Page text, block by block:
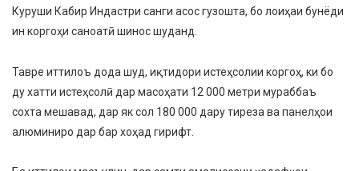
Куруши Кабир Индастри санги асос гузошта, бо лоиҳаи бунёди
ин коргоҳи саноатӣ шинос шуданд.
Тавре иттилоъ дода шуд, иқтидори истеҳсолии коргоҳ, ки бо
ду хатти истеҳсолӣ дар масоҳати 12 000 метри мураббаъ
сохта мешавад, дар як сол 180 000 дару тиреза ва панелҳои
алюминиро дар бар хоҳад гирифт.